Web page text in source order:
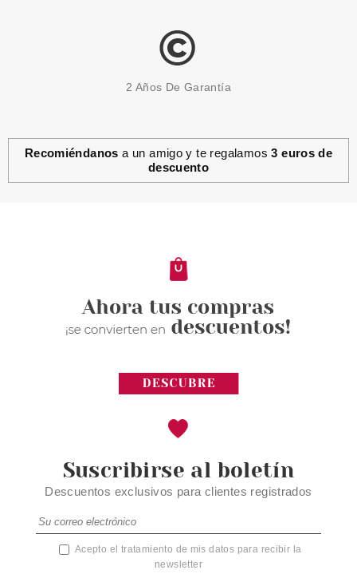
2 Años De Garantía
Recomiéndanos a un amigo y te regalamos3 euros de
descuento
Suscribirse al boletín
Descuentos exclusivos para clientes registrados
Acepto el tratamiento de mis datos para recibir la
newsletter